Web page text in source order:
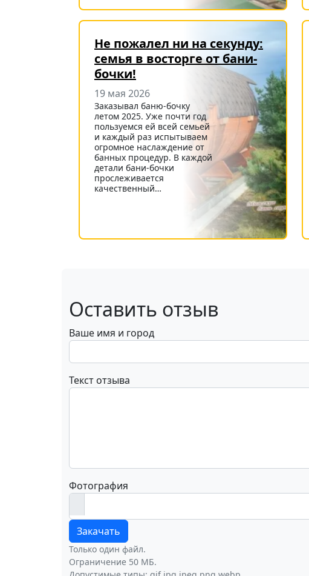
Не пожалел ни на секунду:
семья в восторге от бани-
бочки!
19 мая 2026
Заказывал баню-бочку
летом 2025. Уже почти год
пользуемся ей всей семьей
и каждый раз испытываем
огромное наслаждение от
банных процедур. В каждой
детали бани-бочки
прослеживается
качественный…
Оставить отзыв
Ваше имя и город
Текст отзыва
Фотография
Закачать
Только один файл.
Ограничение 50 МБ.